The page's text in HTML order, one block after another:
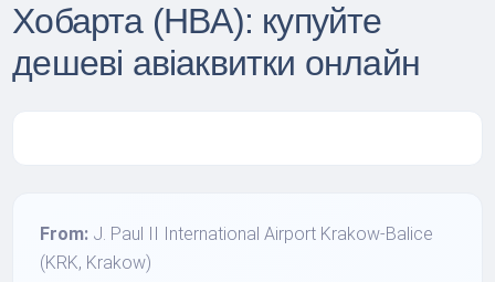
Хобарта (HBA): купуйте
дешеві авіаквитки онлайн
From: J. Paul II International Airport Krakow-Balice
(KRK, Krakow)